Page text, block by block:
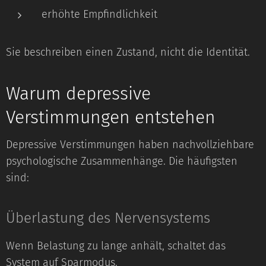
erhöhte Empfindlichkeit
Sie beschreiben einen Zustand, nicht die Identität.
Warum depressive
Verstimmungen entstehen
Depressive Verstimmungen haben nachvollziehbare
psychologische Zusammenhänge. Die häufigsten
sind:
Überlastung des Nervensystems
Wenn Belastung zu lange anhält, schaltet das
System auf Sparmodus.